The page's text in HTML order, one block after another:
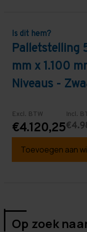
Is dit hem?
Palletstelling
mm x 1.100
Niveaus -
Excl. BTW
€4.120,25
Incl.
Toevoegen aan
Op zoek